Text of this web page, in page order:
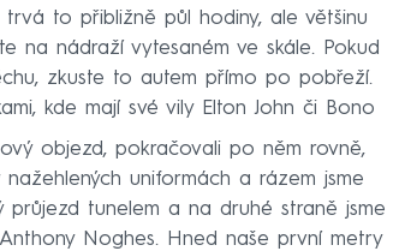
to přibližně půl hodiny, ale většinu
na nádraží vytesaném ve skále. Pokud
zkuste to autem přímo po pobřeží.
kde mají své vily Elton John či Bono
objezd, pokračovali po něm rovně,
uniformách a rázem jsme
průjezd tunelem a na druhé straně jsme
Noghes. Hned naše první metry